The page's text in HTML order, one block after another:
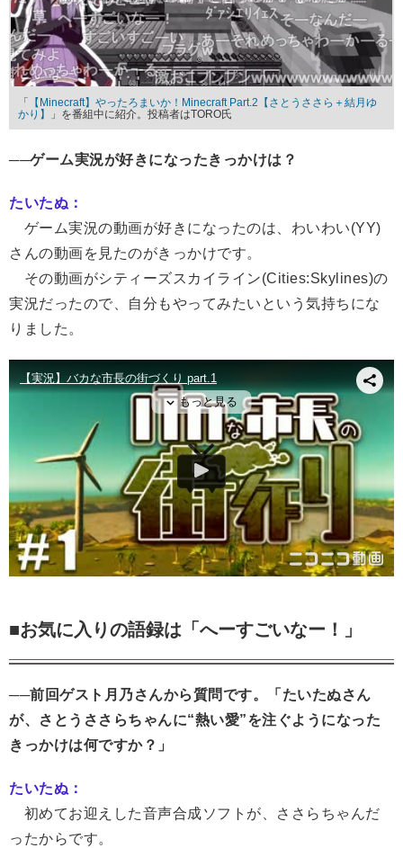
「
【Minecraft】やったろまいか！Minecraft Part.2【さとうささら＋結月ゆ
かり】
」を番組中に紹介。投稿者はTORO氏
──ゲーム実況が好きになったきっかけは？
たいたぬ：
ゲーム実況の動画が好きになったのは、わいわい(YY)
さんの動画を見たのがきっかけです。
その動画がシティーズスカイライン(Cities:Skylines)の
実況だったので、自分もやってみたいという気持ちにな
りました。
■お気に入りの語録は「へーすごいなー！」
──前回ゲスト月乃さんから質問です。「たいたぬさん
が、さとうささらちゃんに“熱い愛”を注ぐようになった
きっかけは何ですか？」
たいたぬ：
初めてお迎えした音声合成ソフトが、ささらちゃんだ
ったからです。